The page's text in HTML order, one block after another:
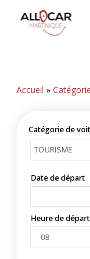
Accueil »
Catégorie de
Date de départ
Heure de départ